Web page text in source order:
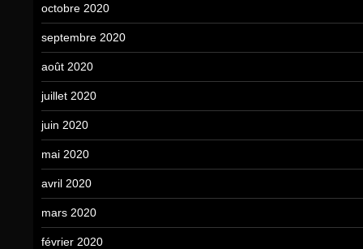
octobre 2020
septembre 2020
août 2020
juillet 2020
juin 2020
mai 2020
avril 2020
mars 2020
février 2020